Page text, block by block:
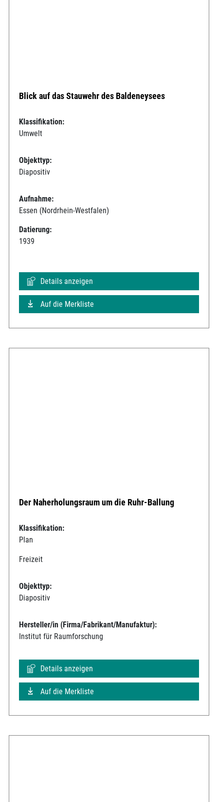
Blick auf das Stauwehr des Baldeneysees
Klassifikation:
Umwelt
Objekttyp:
Diapositiv
Aufnahme:
Essen (Nordrhein-Westfalen)
Datierung:
1939
Details anzeigen
Auf die Merkliste
Der Naherholungsraum um die Ruhr-Ballung
Klassifikation:
Plan
Freizeit
Objekttyp:
Diapositiv
Hersteller/in (Firma/Fabrikant/Manufaktur):
Institut für Raumforschung
Details anzeigen
Auf die Merkliste